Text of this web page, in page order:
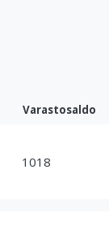
Varastosaldo
1018